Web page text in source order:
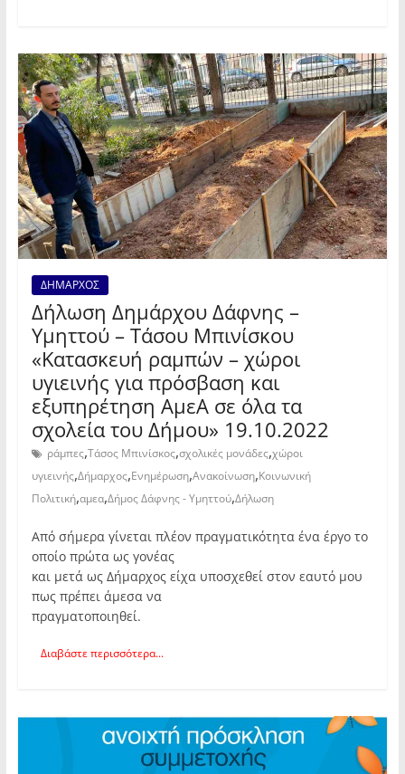
ΔΗΜΑΡΧΟΣ
Δήλωση Δημάρχου Δάφνης –
Υμηττού – Τάσου Μπινίσκου
«Κατασκευή ραμπών – χώροι
υγιεινής για πρόσβαση και
εξυπηρέτηση ΑμεΑ σε όλα τα
σχολεία του Δήμου» 19.10.2022
ράμπες,Τάσος Μπινίσκος,σχολικές μονάδες,χώροι
υγιεινής,Δήμαρχος,Ενημέρωση,Ανακοίνωση,Κοινωνική
Πολιτική,αμεα,Δήμος Δάφνης - Υμηττού,Δήλωση
Από σήμερα γίνεται πλέον πραγματικότητα ένα έργο το
οποίο πρώτα ως γονέας
και μετά ως Δήμαρχος είχα υποσχεθεί στον εαυτό μου
πως πρέπει άμεσα να
πραγματοποιηθεί.
Διαβάστε περισσότερα...